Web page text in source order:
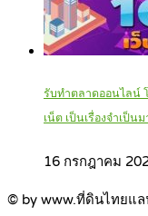
รับทำตลาดออนไลน์
เน็ต เป็นเรื่องจำเป็น
16 กรกฎาคม
© by www.ที่ดินไทยแล